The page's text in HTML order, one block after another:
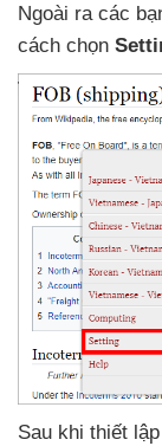
Ngoài ra các
cách chọn
Sau khi thiết